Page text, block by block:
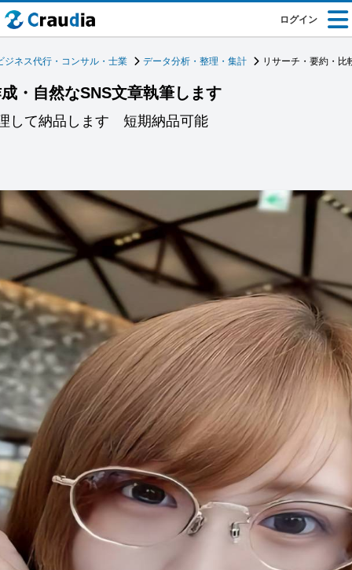
ログイン
ジネス代行・コンサル・士業 データ分析・整理・集計 リサーチ・要約・比
・自然なSNS文章執筆します
して納品します 短期納品可能